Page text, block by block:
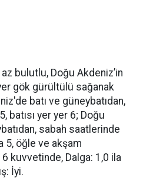
bulutlu, Doğu Akdeniz’in
gök gürültülü sağanak
batı ve güneybatıdan,
batısı yer yer 6; Doğu
sabah saatlerinde
5, öğle ve akşam
kuvvetinde, Dalga: 1,0 ila
İyi.